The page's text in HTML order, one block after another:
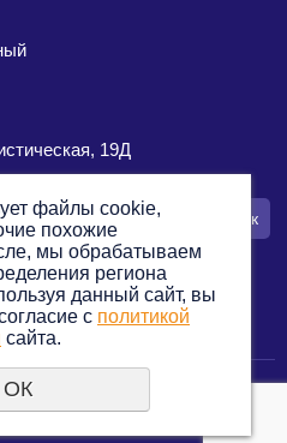
19Д
заявку Заказать звонок
файлы cookie,
похожие
мы обрабатываем
региона
данный сайт, вы
с политикой
сайта.
ОК